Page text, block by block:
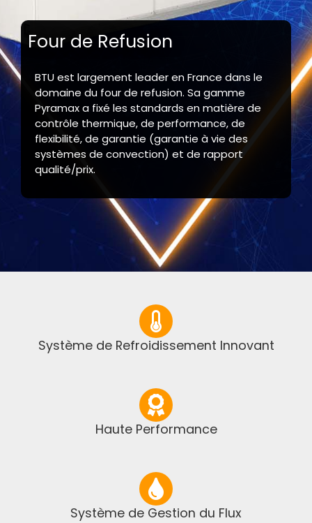
Four de Refusion
BTU est largement leader en France dans le
domaine du four de refusion. Sa gamme
Pyramax a fixé les standards en matière de
contrôle thermique, de performance, de
flexibilité, de garantie (garantie à vie des
systèmes de convection) et de rapport
qualité/prix.
Système de Refroidissement Innovant
Haute Performance
Système de Gestion du Flux